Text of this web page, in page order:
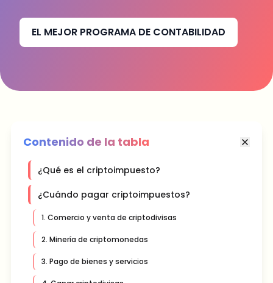
EL MEJOR PROGRAMA DE CONTABILIDAD
Contenido de la tabla
¿Qué es el criptoimpuesto?
¿Cuándo pagar criptoimpuestos?
1. Comercio y venta de criptodivisas
2. Minería de criptomonedas
3. Pago de bienes y servicios